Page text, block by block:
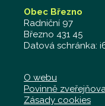
Obec Březno
Radniční 97
Březno 431 45
Datová schránka:
O webu
Povinně
Zásady cookies